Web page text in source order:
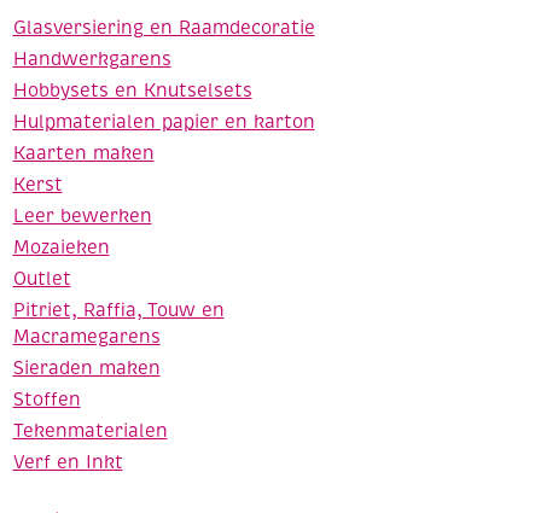
Glasversiering en Raamdecoratie
Handwerkgarens
Hobbysets en Knutselsets
Hulpmaterialen papier en karton
Kaarten maken
Kerst
Leer bewerken
Mozaieken
Outlet
Pitriet, Raffia, Touw en
Macramegarens
Sieraden maken
Stoffen
Tekenmaterialen
Verf en Inkt